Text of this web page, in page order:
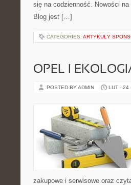
się na codzienność. Nowości
Blog jest […]
CATEGORIES: ARTYKUŁY
OPEL I
POSTED BY ADMIN LUT - 24
zakupowe i serwisowe oraz